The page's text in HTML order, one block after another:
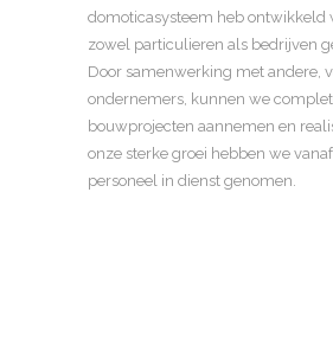
domoticasysteem heb ontwikkeld
zowel particulieren als bedrijven
Door samenwerking met andere,
ondernemers, kunnen we
bouwprojecten aannemen en
onze sterke groei hebben we
personeel in dienst genomen.